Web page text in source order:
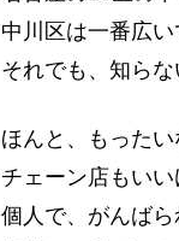
中川区は一番広い
それでも、知らな
ほんと、もったい
チェーン店もい
個人で、がんばら